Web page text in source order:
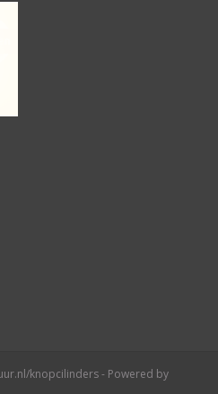
knopcilinders - Powered by